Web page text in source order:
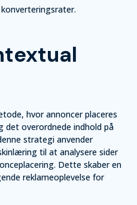
hvor annoncer placeres
det overordnede indhold på
strategi anvender
til at analysere sider
Dette skaber en
reklameoplevelse for